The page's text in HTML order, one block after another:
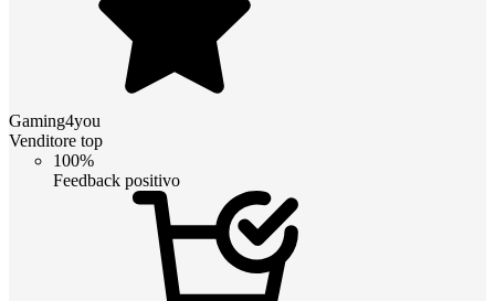
Gaming4you
Venditore top
100%
Feedback positivo